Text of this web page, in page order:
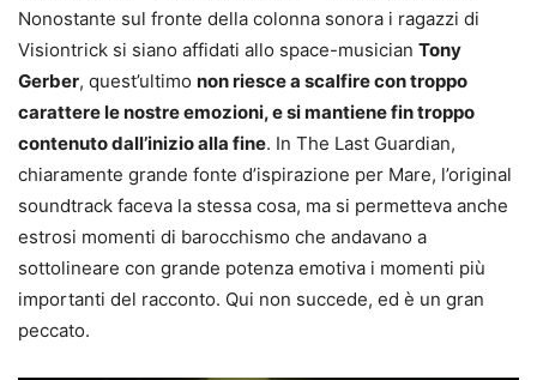
Nonostante sul fronte della colonna sonora i ragazzi di
Visiontrick si siano affidati allo space-musician Tony
Gerber, quest’ultimo non riesce a scalfire con troppo
carattere le nostre emozioni, e si mantiene fin troppo
contenuto dall’inizio alla fine. In The Last Guardian,
chiaramente grande fonte d’ispirazione per Mare, l’original
soundtrack faceva la stessa cosa, ma si permetteva anche
estrosi momenti di barocchismo che andavano a
sottolineare con grande potenza emotiva i momenti più
importanti del racconto. Qui non succede, ed è un gran
peccato.